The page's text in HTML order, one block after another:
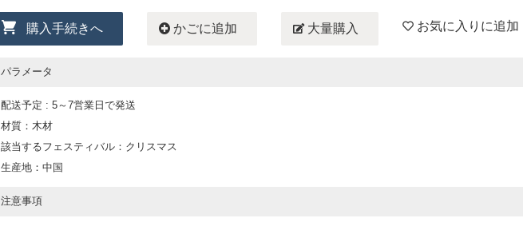
購入手続きへ かごに追加 大量購入 お気に入りに追加
パラメータ
配送予定 : 5～7営業日で発送
材質：木材
該当するフェスティバル：クリスマス
生産地：中国
注意事項